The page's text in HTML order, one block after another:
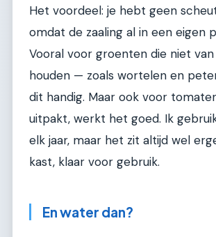
Het voordeel: je hebt geen
omdat de zaaling al in een eigen
Vooral voor groenten die niet
houden — zoals wortelen en
dit handig. Maar ook voor
uitpakt, werkt het goed. Ik
elk jaar, maar het zit altijd wel
kast, klaar voor gebruik.
En water dan?